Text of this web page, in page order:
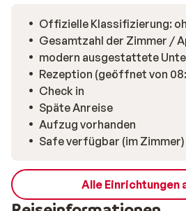
Offizielle Klassifizierung:
Gesamtzahl der Zimmer /
modern ausgestattete
Check in
Späte Anreise
Aufzug vorhanden
Safe verfügbar (im Zimmer)
Alle Einrichtungen